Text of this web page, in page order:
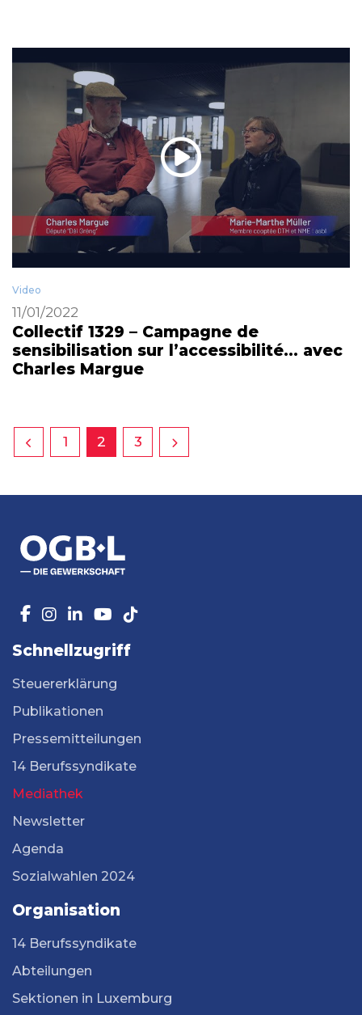
Video
11/01/2022
Collectif 1329 – Campagne de
sensibilisation sur l’accessibilité… avec
Charles Margue
1 2 3
Schnellzugriff
Steuererklärung
Publikationen
Pressemitteilungen
14 Berufssyndikate
Mediathek
Newsletter
Agenda
Sozialwahlen 2024
Organisation
14 Berufssyndikate
Abteilungen
Sektionen in Luxemburg